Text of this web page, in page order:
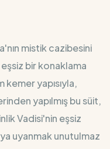
mistik cazibesini
bir konaklama
yapısıyla,
yapılmış bu süit,
Vadisi'nin eşsiz
uyanmak unutulmaz